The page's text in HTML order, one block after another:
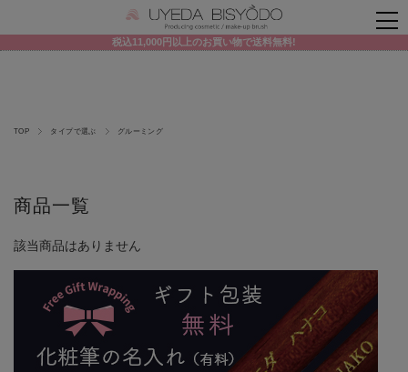
税込11,000円以上のお買い物で送料無料!
TOP タイプで選ぶ グルーミング
商品一覧
該当商品はありません